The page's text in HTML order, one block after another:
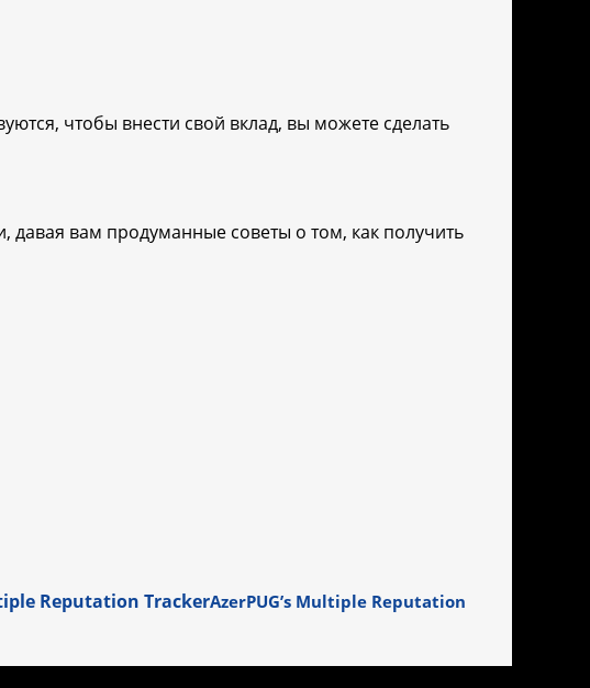
чтобы внести свой вклад, вы можете сделать
вам продуманные советы о том, как получить
AzerPUG’s Multiple Reputation